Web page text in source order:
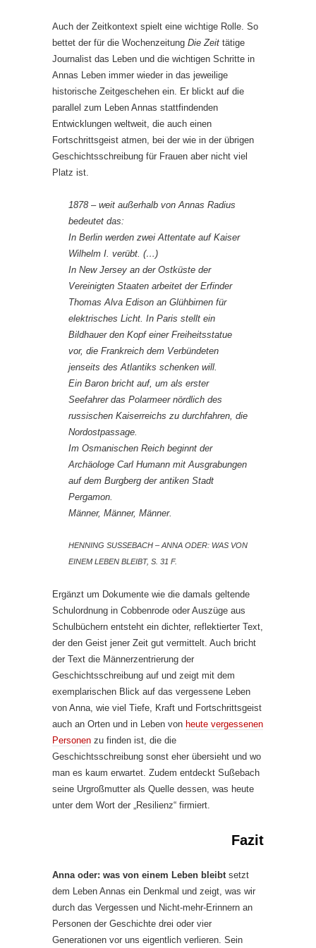
Auch der Zeitkontext spielt eine wichtige Rolle. So
bettet der für die Wochenzeitung Die Zeit tätige
Journalist das Leben und die wichtigen Schritte in
Annas Leben immer wieder in das jeweilige
historische Zeitgeschehen ein. Er blickt auf die
parallel zum Leben Annas stattfindenden
Entwicklungen weltweit, die auch einen
Fortschrittsgeist atmen, bei der wie in der übrigen
Geschichtsschreibung für Frauen aber nicht viel
Platz ist.
1878 – weit außerhalb von Annas Radius
bedeutet das:
In Berlin werden zwei Attentate auf Kaiser
Wilhelm I. verübt. (…)
In New Jersey an der Ostküste der
Vereinigten Staaten arbeitet der Erfinder
Thomas Alva Edison an Glühbirnen für
elektrisches Licht. In Paris stellt ein
Bildhauer den Kopf einer Freiheitsstatue
vor, die Frankreich dem Verbündeten
jenseits des Atlantiks schenken will.
Ein Baron bricht auf, um als erster
Seefahrer das Polarmeer nördlich des
russischen Kaiserreichs zu durchfahren, die
Nordostpassage.
Im Osmanischen Reich beginnt der
Archäologe Carl Humann mit Ausgrabungen
auf dem Burgberg der antiken Stadt
Pergamon.
Männer, Männer, Männer.
HENNING SUSSEBACH – ANNA ODER: WAS VON E
INEM LEBEN BLEIBT, S. 31 F.
Ergänzt um Dokumente wie die damals geltende
Schulordnung in Cobbenrode oder Auszüge aus
Schulbüchern entsteht ein dichter, reflektierter Text,
der den Geist jener Zeit gut vermittelt. Auch bricht
der Text die Männerzentrierung der
Geschichtsschreibung auf und zeigt mit dem
exemplarischen Blick auf das vergessene Leben
von Anna, wie viel Tiefe, Kraft und Fortschrittsgeist
auch an Orten und in Leben von heute vergessenen
Personen zu finden ist, die die
Geschichtsschreibung sonst eher übersieht und wo
man es kaum erwartet. Zudem entdeckt Sußebach
seine Urgroßmutter als Quelle dessen, was heute
unter dem Wort der „Resilienz“ firmiert.
Fazit
Anna oder: was von einem Leben bleibt setzt
dem Leben Annas ein Denkmal und zeigt, was wir
durch das Vergessen und Nicht-mehr-Erinnern an
Personen der Geschichte drei oder vier
Generationen vor uns eigentlich verlieren. Sein